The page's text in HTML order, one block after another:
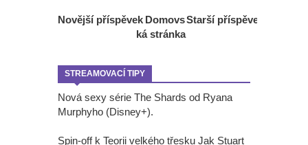
Novější příspěvek Starší příspěvek
Domovs
ká stránka
STREAMOVACÍ TIPY
Nová sexy série The Shards od Ryana
Murphyho (Disney+).
Spin-off k Teorii velkého třesku Jak Stuart